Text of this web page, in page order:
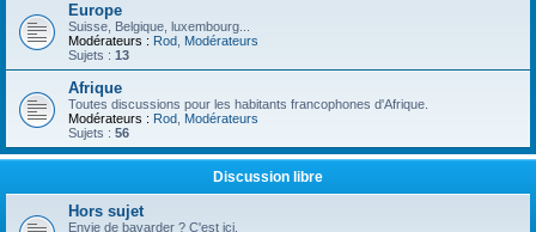
Europe
Suisse, Belgique, luxembourg...
Modérateurs : Rod Modérateurs
Sujets : 13
Afrique
Toutes discussions pour les habitants francophones d'Afrique.
Modérateurs : Rod Modérateurs
Sujets : 56
Discussion libre
Hors sujet
Envie de bavarder ? C'est ici.